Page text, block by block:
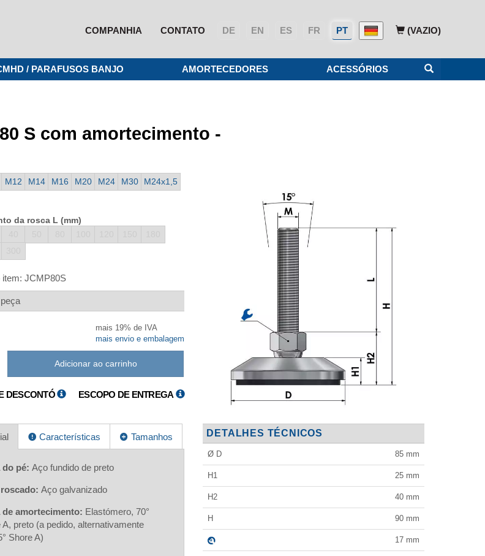
(VAZIO)
COMPANHIA PT
FR
ES
EN
DE
CONTATO
/ PARAFUSOS BANJO AMORTECEDORES ACESSÓRIOS
S com amortecimento -
M12 M14 M16 M20 M24 M30
M24x1,5
da rosca L (mm)
item:JCMP80S
mais 19% de IVA
mais envio e embalagem
Adicionar ao carrinho
DESCONTÓ ESCOPO DE ENTREGA
Características Tamanhos
do pé:Aço fundido de preto
roscado:Aço galvanizado
de amortecimento: Elastómero, 70°
A, preto (a pedido, alternativamente
Shore A)
DETALHES TÉCNICOS
Ø D 85mm
H1 25mm
H2 40mm
H 90mm
17mm